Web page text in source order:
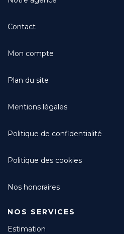
Contact
Mon compte
Plan du site
Mentions légales
Politique de confidentialité
Politique des cookies
Nos honoraires
NOS SERVICES
Estimation